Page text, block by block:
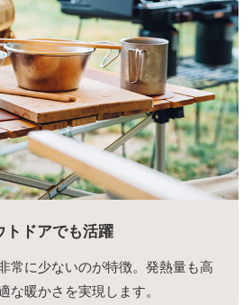
トドアでも活躍
常に少ないのが特徴。発熱量も高
な暖かさを実現します。